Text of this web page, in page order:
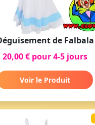
de Falbala
20,00 € pour 4-5 jours
Voir le Produit